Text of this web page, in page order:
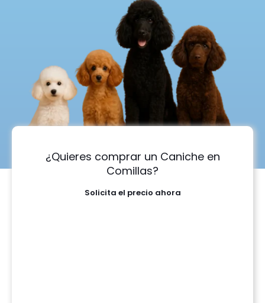
¿Quieres comprar un Caniche en
Comillas?
Solicita el precio ahora